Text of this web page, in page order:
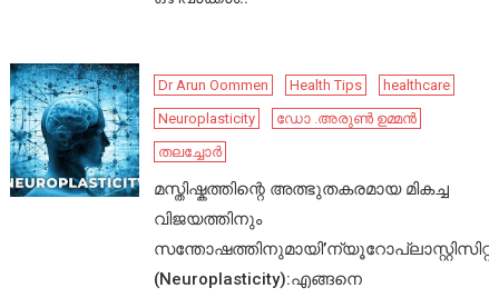
Dr Arun Oommen Health Tips
healthcare
Neuroplasticity
ഡോ .അരുൺ ഉമ്മൻ
തലച്ചോർ
മസ്തിഷ്കത്തിന്റെ അത്ഭുതകരമായ മികച്ച
വിജയത്തിനും
സന്തോഷത്തിനുമായി’ന്യൂറോപ്ലാസ്റ്റിസിറ്റി’
(Neuroplasticity):എങ്ങനെ